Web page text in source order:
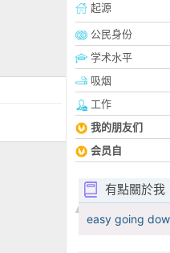
起源
公民身份
学术水平
吸烟
工作
我的朋友们
会员自
有點關於我
easy going